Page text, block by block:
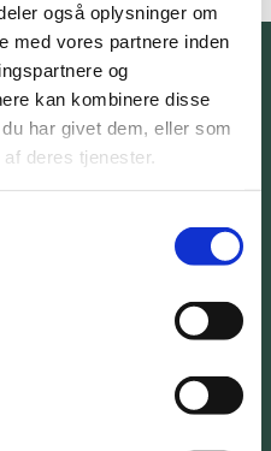
også oplysninger om
med vores partnere inden
og
kan kombinere disse
har givet dem, eller som
deres tjenester.
DRY